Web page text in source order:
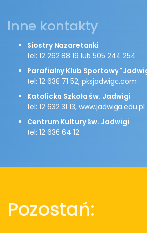
Inne kontakty
Siostry Nazaretanki
tel: 12 262 88 19 lub 505 244 254
Parafialny Klub Sportowy
tel: 12 638 71 52, pksjadwiga.com
Katolicka Szkoła św. Jadwigi
tel: 12 632 31 13, www.jadwiga.edu.pl
Centrum Kultury św. Jadwigi
tel: 12 636 64 12
Pozostań: